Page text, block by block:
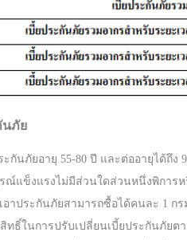
นภัย
ะกันภัยอายุ 55-80 ปี และต่ออายุได้ถึ
แข็งแรงไม่มีส่วนใดส่วนหนึ่งพิการห
อาประกันภัยสามารถซื้อได้คนละ 1 ก
ทธิ์ในการปรับเปลี่ยนเบี้ยประกันภัย